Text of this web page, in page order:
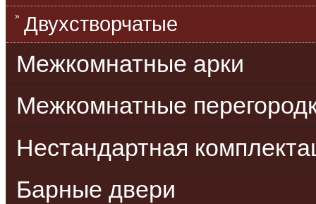
Двухстворчатые
Межкомнатные арки
Межкомнатные
Нестандартная
Барные двери